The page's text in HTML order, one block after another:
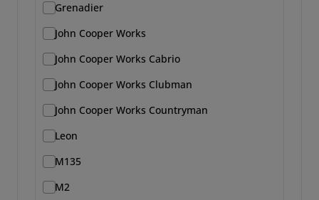
Grenadier
John Cooper Works
John Cooper Works Cabrio
John Cooper Works Clubman
John Cooper Works Countryman
Leon
M135
M2